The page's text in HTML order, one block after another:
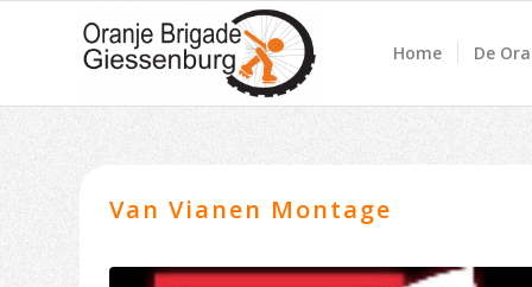
Home De
Van Vianen Montage